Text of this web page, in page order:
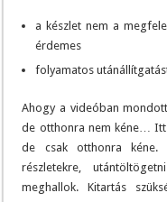
a készlet nem a
érdemes
folyamatos
Ahogy a videóban
de otthonra nem kéne… Itt
de csak otthonra
részletekre,
meghallok. Kitartás